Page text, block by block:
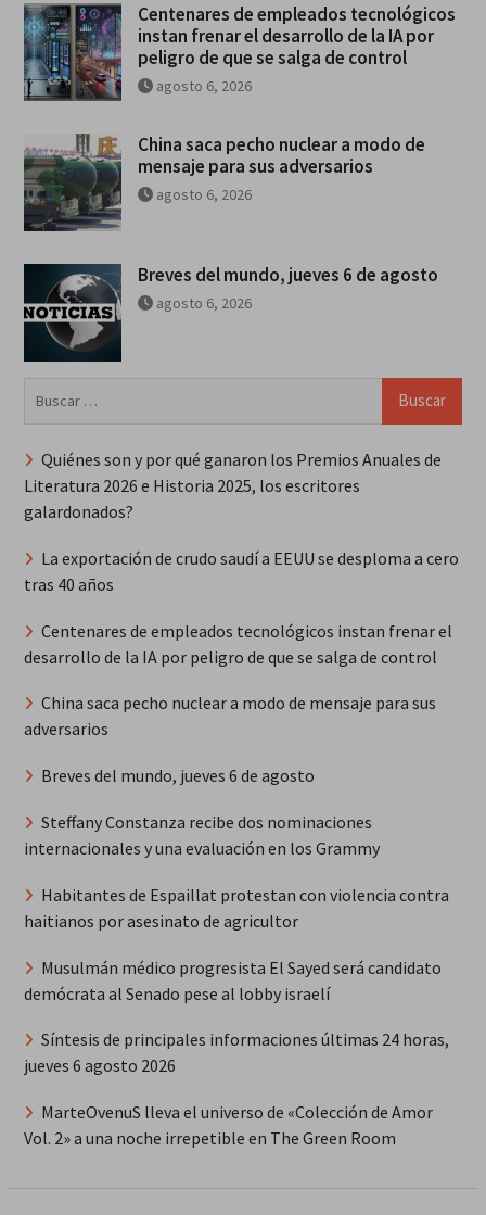
Centenares de empleados tecnológicos
instan frenar el desarrollo de la IA por
peligro de que se salga de control
agosto 6, 2026
China saca pecho nuclear a modo de
mensaje para sus adversarios
agosto 6, 2026
Breves del mundo, jueves 6 de agosto
agosto 6, 2026
Quiénes son y por qué ganaron los Premios Anuales de
Literatura 2026 e Historia 2025, los escritores
galardonados?
La exportación de crudo saudí a EEUU se desploma a cero
tras 40 años
Centenares de empleados tecnológicos instan frenar el
desarrollo de la IA por peligro de que se salga de control
China saca pecho nuclear a modo de mensaje para sus
adversarios
Breves del mundo, jueves 6 de agosto
Steffany Constanza recibe dos nominaciones
internacionales y una evaluación en los Grammy
Habitantes de Espaillat protestan con violencia contra
haitianos por asesinato de agricultor
Musulmán médico progresista El Sayed será candidato
demócrata al Senado pese al lobby israelí
Síntesis de principales informaciones últimas 24 horas,
jueves 6 agosto 2026
MarteOvenuS lleva el universo de «Colección de Amor
Vol. 2» a una noche irrepetible en The Green Room